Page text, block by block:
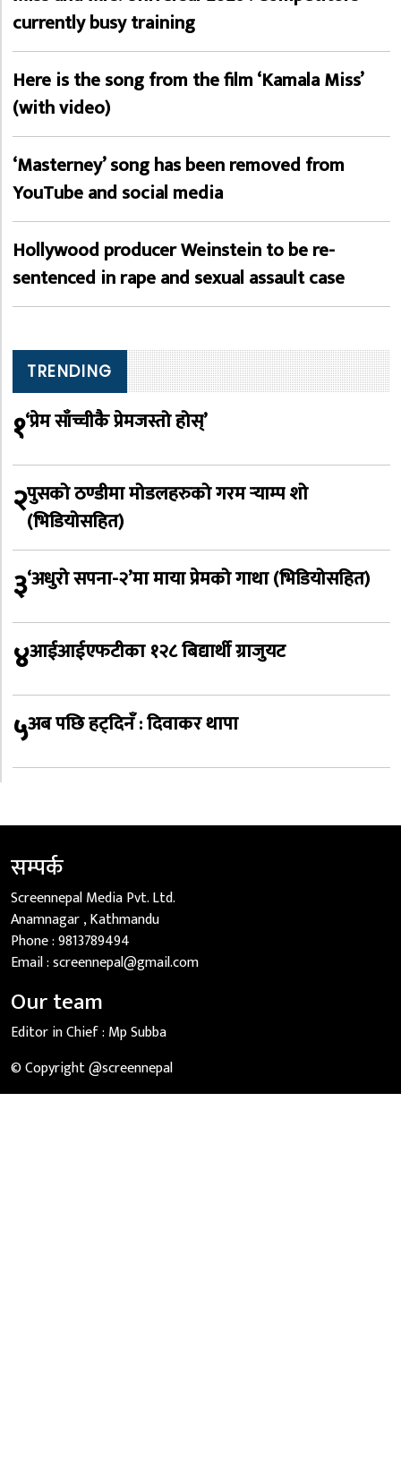
currently busy training
Here is the song from the film ‘Kamala Miss’
(with video)
‘Masterney’ song has been removed from
YouTube and social media
Hollywood producer Weinstein to be re-
sentenced in rape and sexual assault case
TRENDING
१‘प्रेम साँच्चीकै प्रेमजस्तो होस्’
२पुसको ठण्डीमा मोडलहरुको गरम र्‍याम्प शो
(भिडियोसहित)
३‘अधुरो सपना-२’मा माया प्रेमको गाथा (भिडियोसहित)
४आईआईएफटीका १२८ बिद्यार्थी ग्राजुयट
५अब पछि हट्दिनँ : दिवाकर थापा
सम्पर्क
Screennepal Media Pvt. Ltd.
Anamnagar , Kathmandu
Phone :9813789494
Email :screennepal@gmail.com
Our team
Editor in Chief : Mp Subba
© Copyright @screennepal